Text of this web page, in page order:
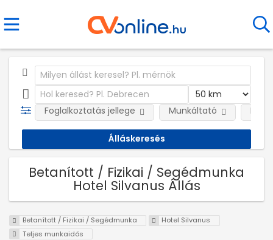
Foglalkoztatás jellege Munkáltató
Betanított / Fizikai / Segédmunka
Hotel Silvanus Állás
Betanított / Fizikai / Segédmunka
Hotel Silvanus
Teljes munkaidős